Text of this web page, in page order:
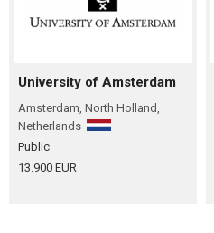
University of Amsterdam
Amsterdam, North Holland,
Netherlands
Public
13.900 EUR